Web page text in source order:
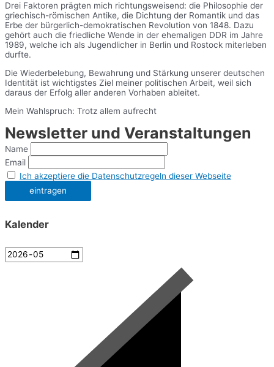
Drei Faktoren prägten mich richtungsweisend: die Philosophie der
griechisch-römischen Antike, die Dichtung der Romantik und das
Erbe der bürgerlich-demokratischen Revolution von 1848. Dazu
gehört auch die friedliche Wende in der ehemaligen DDR im Jahre
1989, welche ich als Jugendlicher in Berlin und Rostock miterleben
durfte.
Die Wiederbelebung, Bewahrung und Stärkung unserer deutschen
Identität ist wichtigstes Ziel meiner politischen Arbeit, weil sich
daraus der Erfolg aller anderen Vorhaben ableitet.
Mein Wahlspruch: Trotz allem aufrecht
Newsletter und Veranstaltungen
Name
Email
Ich akzeptiere die Datenschutzregeln dieser Webseite
Kalender